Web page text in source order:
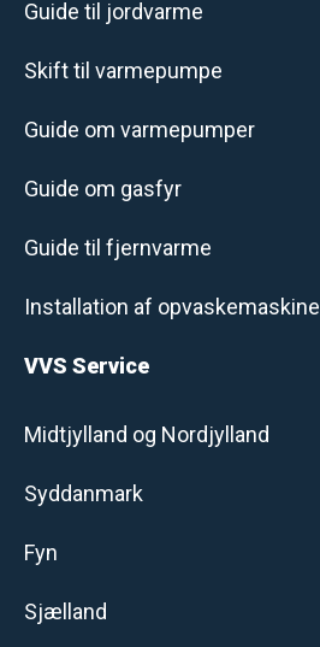
Guide til jordvarme
Skift til varmepumpe
Guide om varmepumper
Guide om gasfyr
Guide til fjernvarme
Installation af opvaskemaskine
VVS Service
Midtjylland og Nordjylland
Syddanmark
Fyn
Sjælland